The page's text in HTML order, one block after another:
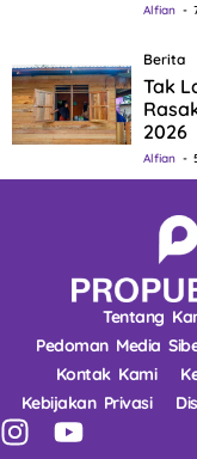
Alfian
Berita
Tak
2026
Alfian
Tentang
Pedoman Media
Kontak Kami
Kebijakan Privasi